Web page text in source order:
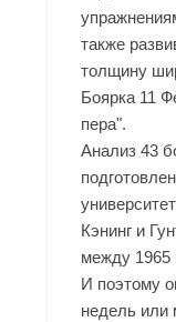
также
толщину
Боярка 11
пера".
Анализ 43
Кэнинг и
между 1965
И поэтому
недель или